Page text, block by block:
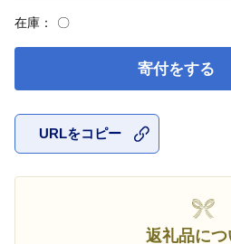
在庫： 〇
寄付をする
URLをコピー
返礼品につ